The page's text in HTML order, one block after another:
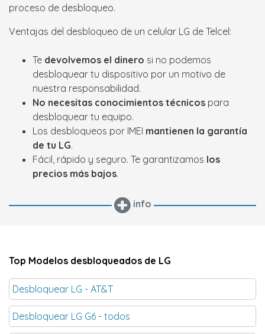
proceso de desbloqueo.
Ventajas del desbloqueo de un celular LG de Telcel:
Te devolvemos el dinero si no podemos
desbloquear tu dispositivo por un motivo de
nuestra responsabilidad.
No necesitas conocimientos técnicos para
desbloquear tu equipo.
Los desbloqueos por IMEI mantienen la garantía
de tu LG.
Fácil, rápido y seguro. Te garantizamos los
precios más bajos.
info
Top Modelos desbloqueados de LG
Desbloquear LG - AT&T
Desbloquear LG G6 - todos